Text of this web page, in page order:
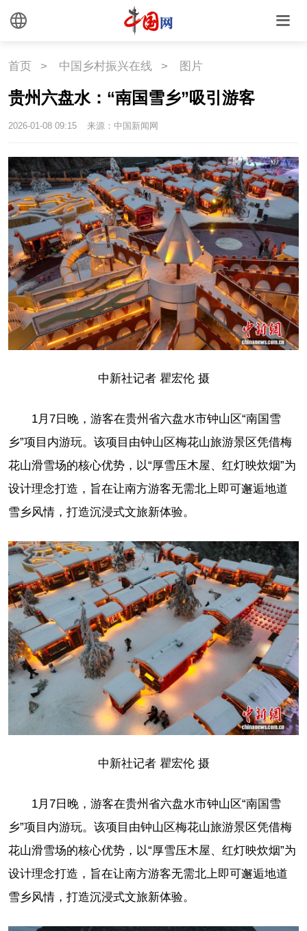
首页 > 中国乡村振兴在线 > 图片
贵州六盘水：“南国雪乡”吸引游客
2026-01-08 09:15 来源：中国新闻网
中新社记者 瞿宏伦 摄
1月7日晚，游客在贵州省六盘水市钟山区“南国雪
乡”项目内游玩。该项目由钟山区梅花山旅游景区凭借梅
花山滑雪场的核心优势，以“厚雪压木屋、红灯映炊烟”为
设计理念打造，旨在让南方游客无需北上即可邂逅地道
雪乡风情，打造沉浸式文旅新体验。
中新社记者 瞿宏伦 摄
1月7日晚，游客在贵州省六盘水市钟山区“南国雪
乡”项目内游玩。该项目由钟山区梅花山旅游景区凭借梅
花山滑雪场的核心优势，以“厚雪压木屋、红灯映炊烟”为
设计理念打造，旨在让南方游客无需北上即可邂逅地道
雪乡风情，打造沉浸式文旅新体验。